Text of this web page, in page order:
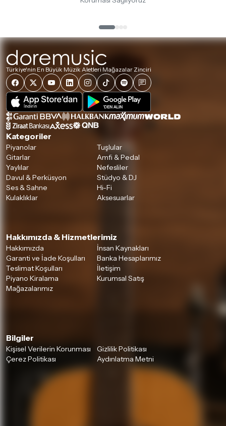
Türkiye'nin En Büyük Müzik Aletleri Mağazalar Zinciri
Kategoriler
Piyanolar
Tuşlular
Gitarlar
Amfi & Pedal
Yaylılar
Nefesliler
Davul & Perküsyon
Stüdyo & DJ
Ses & Sahne
Hi-Fi
Kulaklıklar
Aksesuarlar
Hakkımızda & Hizmetlerimiz
Hakkımızda
İnsan Kaynakları
Garanti ve İade Koşulları
Banka Hesaplarımız
Teslimat Koşulları
İletişim
Piyano Kiralama
Kurumsal Satış
Mağazalarımız
Bilgiler
Kişisel Verilerin Korunması
Gizlilik Politikası
Çerez Politikası
Aydınlatma Metni